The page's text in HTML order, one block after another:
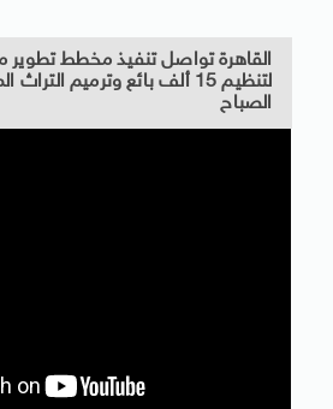
القاهرة تواصل تنفيذ مخطط تطوير
لتنظيم 15 ألف بائع وترميم
الصباح